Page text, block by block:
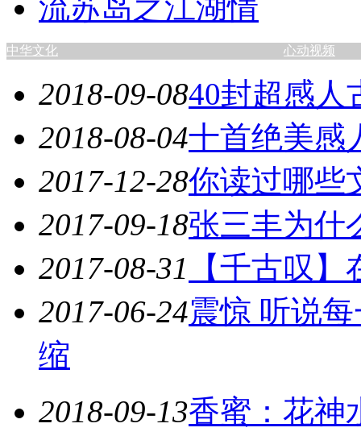
流苏岛之江湖情
中华文化 心动视频
2018-09-0840封超感人
2018-08-04十首绝美感
2017-12-28你读过哪些
2017-09-18张三丰为什
2017-08-31
【千古叹
2017-06-24震惊 听说
缩
2018-09-13香蜜：花神